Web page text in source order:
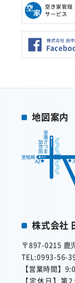
地図案内
株式会社
〒897-0215鹿
TEL:0993-
【営業時間】
【定休日】第2